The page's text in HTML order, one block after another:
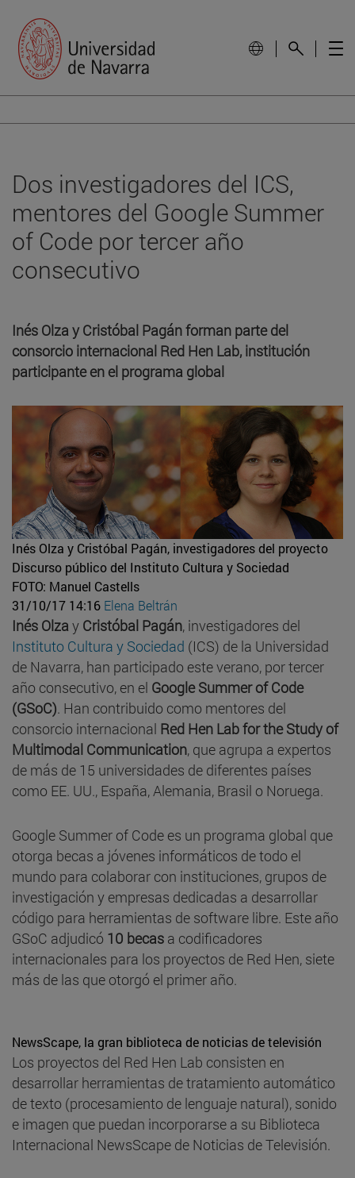
Dos investigadores del ICS,
mentores del Google Summer
of Code por tercer año
consecutivo
Inés Olza y Cristóbal Pagán forman parte del
consorcio internacional Red Hen Lab, institución
participante en el programa global
Inés Olza y Cristóbal Pagán, investigadores del proyecto
Discurso público del Instituto Cultura y Sociedad
FOTO: Manuel Castells
31/10/17 14:16 Elena Beltrán
Inés Olza y Cristóbal Pagán, investigadores del
Instituto Cultura y Sociedad (ICS) de la Universidad
de Navarra, han participado este verano, por tercer
año consecutivo, en el Google Summer of Code
(GSoC). Han contribuido como mentores del
consorcio internacional Red Hen Lab for the Study of
Multimodal Communication, que agrupa a expertos
de más de 15 universidades de diferentes países
como EE. UU., España, Alemania, Brasil o Noruega.
Google Summer of Code es un programa global que
otorga becas a jóvenes informáticos de todo el
mundo para colaborar con instituciones, grupos de
investigación y empresas dedicadas a desarrollar
código para herramientas de software libre. Este año
GSoC adjudicó 10 becas a codificadores
internacionales para los proyectos de Red Hen, siete
más de las que otorgó el primer año.
NewsScape, la gran biblioteca de noticias de televisión
Los proyectos del Red Hen Lab consisten en
desarrollar herramientas de tratamiento automático
de texto (procesamiento de lenguaje natural), sonido
e imagen que puedan incorporarse a su Biblioteca
Internacional NewsScape de Noticias de Televisión.